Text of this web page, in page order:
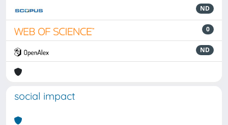
ND
0
ND
social impact